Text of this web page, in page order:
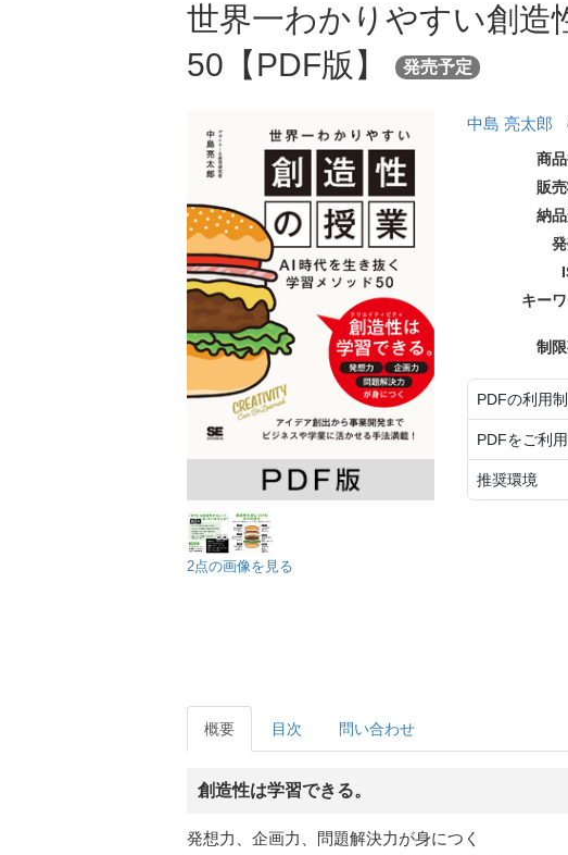
世界一わかりやすい創造
50【PDF版】
発売予定
2点の画像を見る
中島 亮太郎
商
販
納
キー
制
PDFの利用
PDFをご利
推奨環境
概要 目次 問い合わせ
創造性は学習できる。
発想力、企画力、問題解決力が身につく